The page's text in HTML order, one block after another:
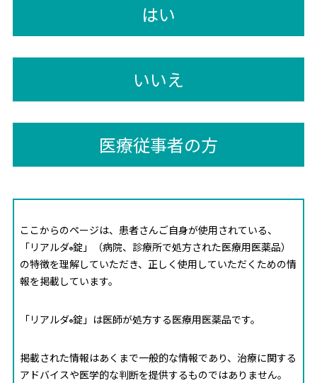
はい
いいえ
医療従事者の方
ここからのページは、患者さんご自身が使用されている、
「リアルダ®錠」（病院、診療所で処方された医療用医薬品）
の特徴を理解していただき、正しく使用していただくための情
報を掲載しています。
「リアルダ®錠」は医師が処方する医療用医薬品です。
掲載された情報はあくまで一般的な情報であり、治療に関する
アドバイスや医学的な判断を提供するものではありません。